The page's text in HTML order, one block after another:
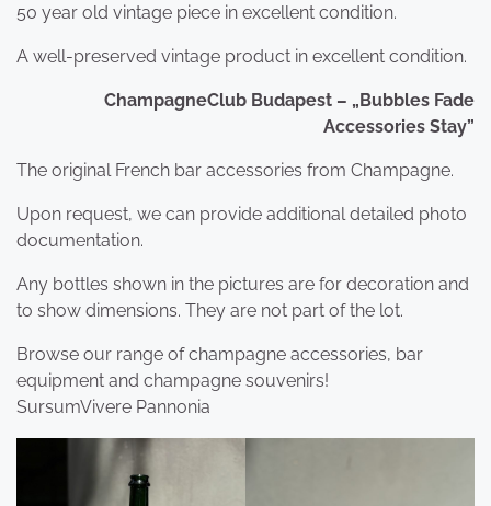
50 year old vintage piece in excellent condition.
A well-preserved vintage product in excellent condition.
ChampagneClub Budapest – „Bubbles Fade
Accessories Stay”
The original French bar accessories from Champagne.
Upon request, we can provide additional detailed photo
documentation.
Any bottles shown in the pictures are for decoration and
to show dimensions. They are not part of the lot.
Browse our range of champagne accessories, bar
equipment and champagne souvenirs!
SursumVivere Pannonia